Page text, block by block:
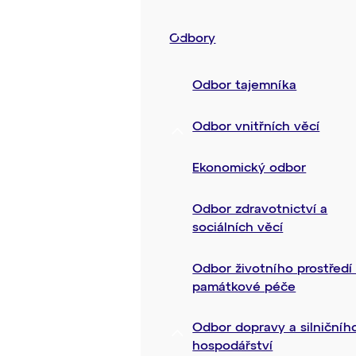
Odbory
Odbor tajemníka
Odbor vnitřních věcí
Ekonomický odbor
Odbor zdravotnictví a
sociálních věcí
Odbor životního prostředí
památkové péče
Odbor dopravy a
hospodářství